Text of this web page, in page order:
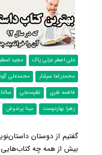
علی اصغر عزتی پاک مجید
محمدرضا سرشار
محمدعلی
فاطمه نفری
نظرسنجی
زهرا بهاردوست
مینا پرندوش
بیش از همه چه